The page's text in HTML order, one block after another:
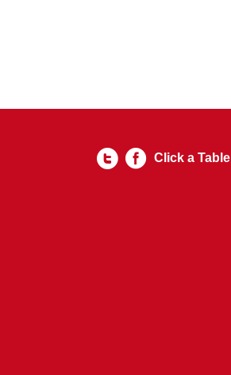
Click a Table